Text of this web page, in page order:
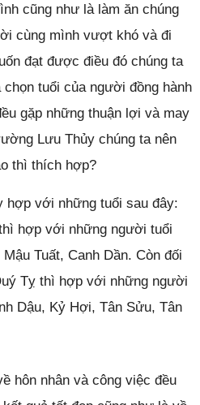
cũng như là làm ăn chúng
cùng mình vượt khó và đi
đạt được điều đó chúng ta
tuổi của người đồng hành
gặp những thuận lợi và may
Lưu Thủy chúng ta nên
thì thích hợp?
hợp với những tuổi sau đây:
hợp với những người tuổi
Tuất, Canh Dần. Còn đối
Tỵ thì hợp với những người
Dậu, Kỷ Hợi, Tân Sửu, Tân
hôn nhân và công việc đều